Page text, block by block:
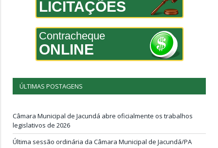
LICITAÇÕES
Contracheque
ONLINE
ÚLTIMAS POSTAGENS
Câmara Municipal de Jacundá abre oficialmente os trabalhos
legislativos de 2026
Última sessão ordinária da Câmara Municipal de Jacundá/PA